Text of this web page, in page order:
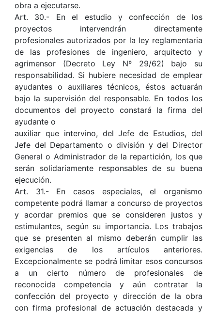
obra a ejecutarse.
Art. 30.- En el estudio y confección de los
proyectos intervendrán directamente
profesionales autorizados por la ley reglamentaria
de las profesiones de ingeniero, arquitecto y
agrimensor (Decreto Ley Nº 29/62) bajo su
responsabilidad. Si hubiere necesidad de emplear
ayudantes o auxiliares técnicos, éstos actuarán
bajo la supervisión del responsable. En todos los
documentos del proyecto constará la firma del
ayudante o
auxiliar que intervino, del Jefe de Estudios, del
Jefe del Departamento o división y del Director
General o Administrador de la repartición, los que
serán solidariamente responsables de su buena
ejecución.
Art. 31.- En casos especiales, el organismo
competente podrá llamar a concurso de proyectos
y acordar premios que se consideren justos y
estimulantes, según su importancia. Los trabajos
que se presenten al mismo deberán cumplir las
exigencias de los artículos anteriores.
Excepcionalmente se podrá limitar esos concursos
a un cierto número de profesionales de
reconocida competencia y aún contratar la
confección del proyecto y dirección de la obra
con firma profesional de actuación destacada y